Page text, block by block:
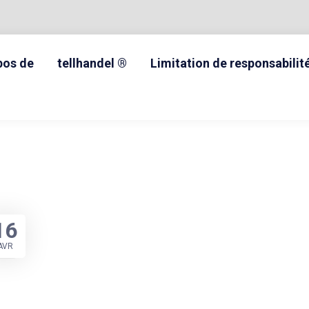
de tellhandel ®
Limitation de